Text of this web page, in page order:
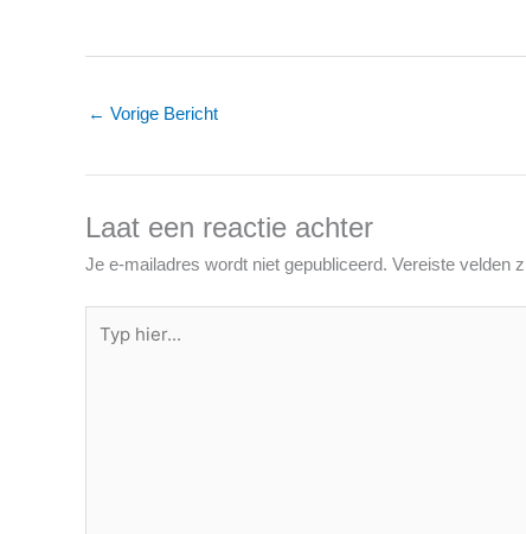
← Vorige Bericht
Laat een reactie achter
Je e-mailadres wordt niet gepubliceerd. Vereiste velden
hier...